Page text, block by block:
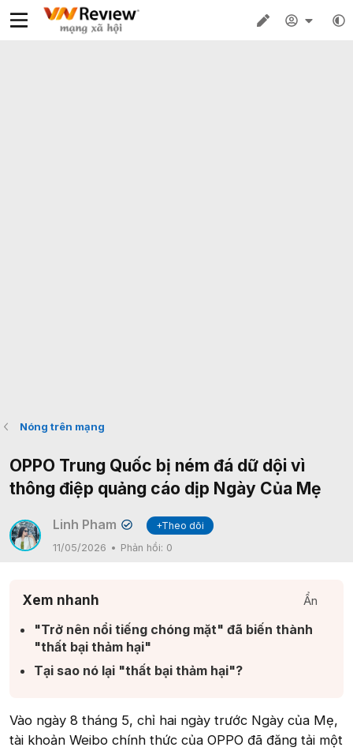
Nóng trên mạng
OPPO Trung Quốc bị ném đá dữ dội vì
thông điệp quảng cáo dịp Ngày Của Mẹ
Linh Pham ✔
+Theo dõi
11/05/2026
Phản hồi: 0
Xem nhanh Ẩn
"Trở nên nổi tiếng chóng mặt" đã biến thành
"thất bại thảm hại"​
Tại sao nó lại "thất bại thảm hại"?​
Vào ngày 8 tháng 5, chỉ hai ngày trước Ngày của Mẹ,
tài khoản Weibo chính thức của OPPO đã đăng tải một